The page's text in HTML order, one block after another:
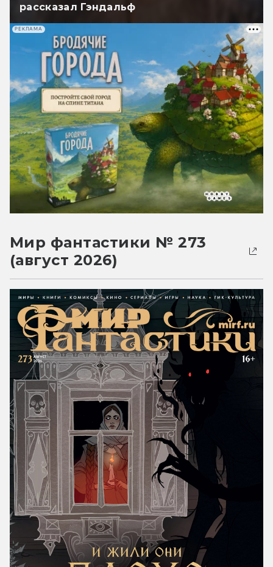
рассказал Гэндальф
РЕКЛАМА
Мир фантастики № 273
(август 2026)